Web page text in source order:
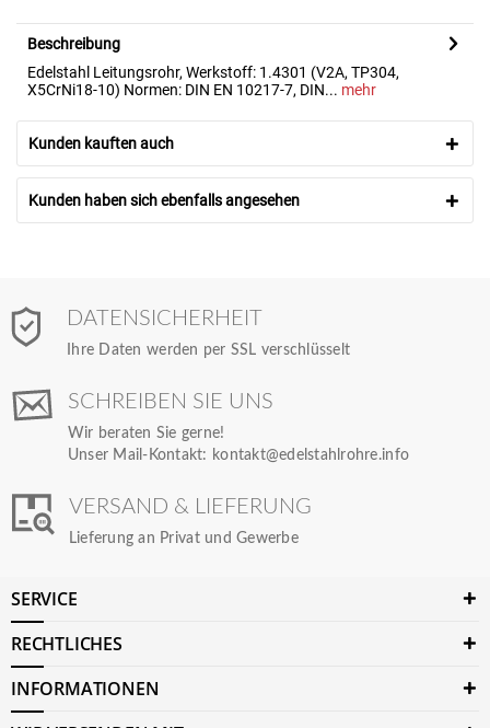
Beschreibung
Edelstahl Leitungsrohr, Werkstoff: 1.4301 (V2A, TP304,
X5CrNi18-10) Normen: DIN EN 10217-7, DIN... mehr
Kunden kauften auch
Kunden haben sich ebenfalls angesehen
DATENSICHERHEIT
Ihre Daten werden per SSL verschlüsselt
SCHREIBEN SIE UNS
Wir beraten Sie gerne!
Unser Mail-Kontakt: kontakt@edelstahlrohre.info
VERSAND & LIEFERUNG
Lieferung an Privat und Gewerbe
SERVICE
RECHTLICHES
INFORMATIONEN